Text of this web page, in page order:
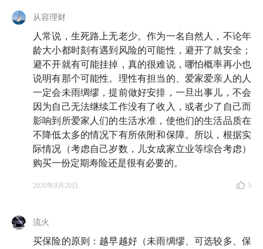
从容理财
人常说，生死路上无老少。作为一名自然人，不论年
龄大小都时刻有遇到风险的可能性，避开了就安全；
避不开就有可能挂掉，真的很难说，哪怕概率再小也
说明有那个可能性。理性有担当的、爱家爱亲人的人
一定会未雨绸缪，提前做好安排，一旦出事儿，不会
因为自己无法继续工作没有了收入，或者少了自己而
影响到所爱家人们的生活水准，使他们的生活品质在
不降低太多的情况下有所依附和保障。所以，根据实
际情况（考虑自己岁数，儿女成家立业等综合考虑）
购买一份定期寿险还是很有必要的。
2020年8月20日 5
流火
买保险的原则：越早越好（未雨绸缪、可选较多、保